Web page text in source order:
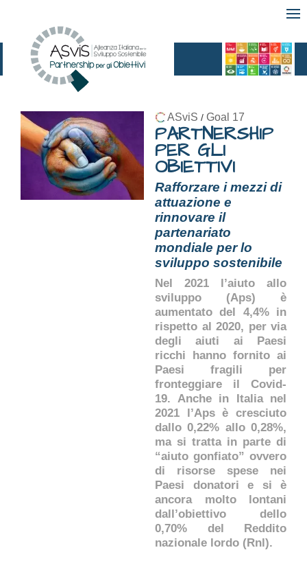
ASviS / Goal 17
PARTNERSHIP
PER GLI
OBIETTIVI
Rafforzare i mezzi di
attuazione e
rinnovare il
partenariato
mondiale per lo
sviluppo sostenibile
Nel 2021 l’aiuto allo
sviluppo (Aps) è
aumentato del 4,4% in
rispetto al 2020, per via
degli aiuti ai Paesi
ricchi hanno fornito ai
Paesi fragili per
fronteggiare il Covid-
19. Anche in Italia nel
2021 l’Aps è cresciuto
dallo 0,22% allo 0,28%,
ma si tratta in parte di
“aiuto gonfiato” ovvero
di risorse spese nei
Paesi donatori e si è
ancora molto lontani
dall’obiettivo dello
0,70% del Reddito
nazionale lordo (Rnl).